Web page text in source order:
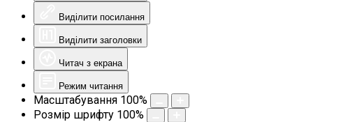
Виділити посилання
Виділити заголовки
Читач з екрана
Режим читання
Масштабування 100%
Розмір шрифту 100%